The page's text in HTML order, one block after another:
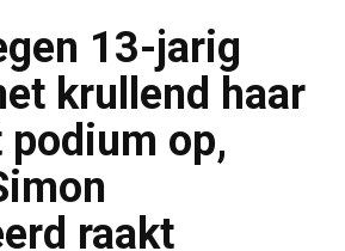
13-jarig
krullend haar
op,
raakt